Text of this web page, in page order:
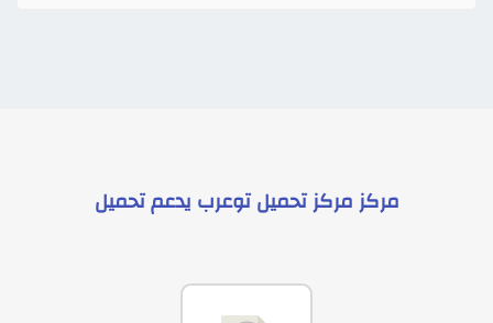
مركزمركز تحميل توعرب يدعمتحميل